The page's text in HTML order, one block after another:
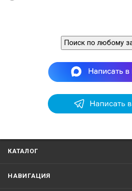
Поиск по любому
КАТАЛОГ
НАВИГАЦИЯ